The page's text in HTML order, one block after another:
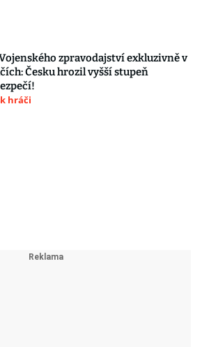
zpravodajství exkluzivně v
Česku hrozil vyšší stupeň
hráči